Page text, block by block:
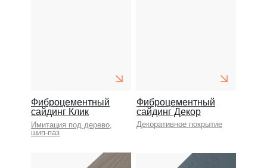
Декоративное покрытие
Фиброцементный
сайдинг Декор
Имитация под дерево,
шип-паз
Фиброцементный
сайдинг Клик